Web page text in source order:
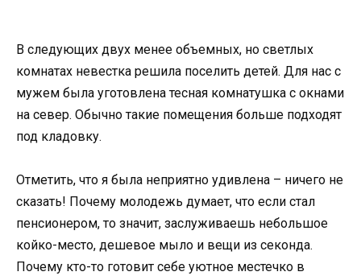
В следующих двух менее объемных, но светлых
комнатах невестка решила поселить детей. Для нас с
мужем была уготовлена тесная комнатушка с окнами
на север. Обычно такие помещения больше подходят
под кладовку.
Отметить, что я была неприятно удивлена – ничего не
сказать! Почему молодежь думает, что если стал
пенсионером, то значит, заслуживаешь небольшое
койко-место, дешевое мыло и вещи из секонда.
Почему кто-то готовит себе уютное местечко в